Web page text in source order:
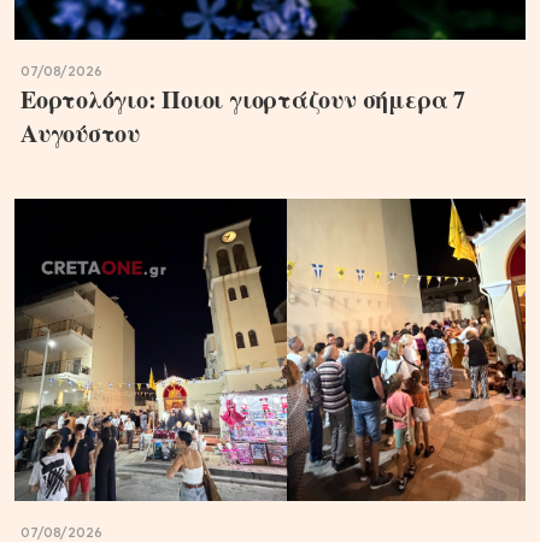
07/08/2026
Εορτολόγιο: Ποιοι γιορτάζουν σήμερα 7
Αυγούστου
07/08/2026